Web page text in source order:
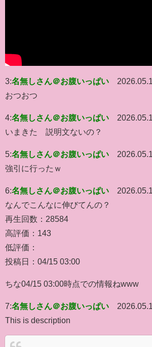
3:名無しさん＠お腹いっぱい
おつおつ
4:名無しさん＠お腹いっぱい
いまきた 説明文ないの？
5:名無しさん＠お腹いっぱい
強引に行ったｗ
6:名無しさん＠お腹いっぱい
なんでこんなに伸びてんの？
再生回数：28584
高評価：143
低評価：
投稿日：04/15 03:00
ちな04/15 03:00時点での情報ねwww
7:名無しさん＠お腹いっぱい
This is description